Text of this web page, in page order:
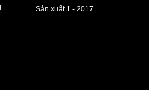
Sản xuất 1 - 2017